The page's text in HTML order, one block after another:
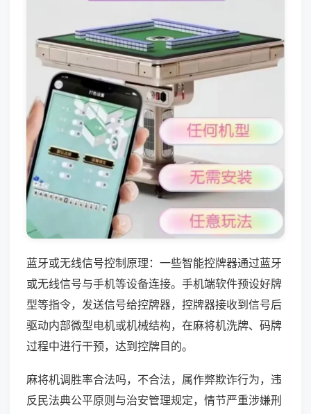
蓝牙或无线信号控制原理：一些智能控牌器通过蓝牙
或无线信号与手机等设备连接。手机端软件预设好牌
型等指令，发送信号给控牌器，控牌器接收到信号后
驱动内部微型电机或机械结构，在麻将机洗牌、码牌
过程中进行干预，达到控牌目的。
麻将机调胜率合法吗，不合法，属作弊欺诈行为，违
反民法典公平原则与治安管理规定，情节严重涉嫌刑